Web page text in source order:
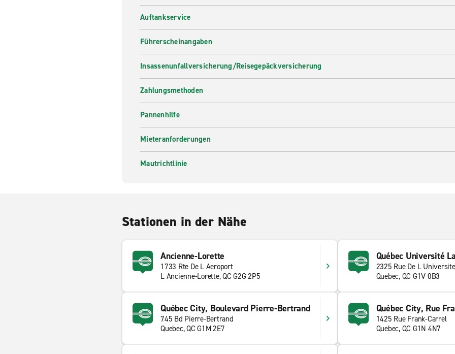
Auftankservice
Führerscheinangaben
Insassenunfallversicherung/Reisegepäckversicherung
Zahlungsmethoden
Pannenhilfe
Mieteranforderungen
Mautrichtlinie
Stationen in der Nähe
Ancienne-Lorette
1733 Rte De L Aeroport
L Ancienne-Lorette, QC G2G 2P5
Québec Université
2325 Rue De L Universite
Quebec, QC G1V 0B3
Québec City, Boulevard Pierre-Bertrand
745 Bd Pierre-Bertrand
Quebec, QC G1M 2E7
Québec City, Rue
1425 Rue Frank-Carrel
Quebec, QC G1N 4N7